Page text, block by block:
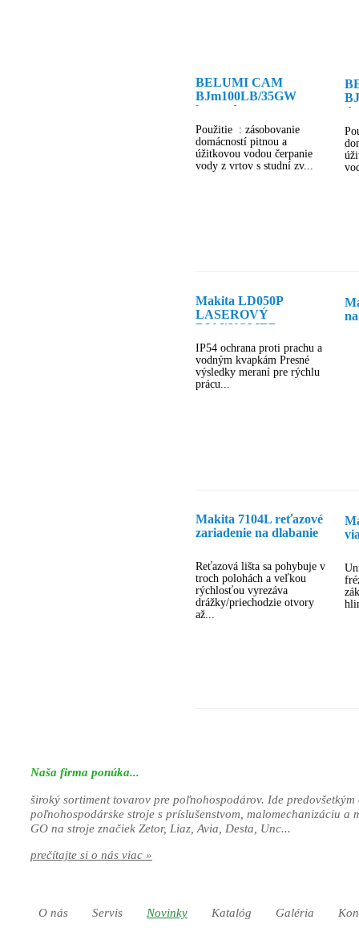
BELUMI CAM
BJm100LB/35GW
lezata domaca
vodarnicka - clone
Použitie : zásobovanie
domácností pitnou a
úžitkovou vodou čerpanie
vody z vrtov s studní zv...
Makita LD050P
LASEROVÝ
DIAĽKOMER
IP54 ochrana proti prachu a
vodným kvapkám Presné
výsledky meraní pre rýchlu
prácu...
Makita 7104L reťazové
zariadenie na dlabanie
Reťazová lišta sa pohybuje v
troch polohách a veľkou
rýchlosťou vyrezáva
drážky/priechodzie otvory
až...
Naša firma ponúka...
široký sortiment tovarov pre poľnohospodárov. Ide
poľnohospodárske stroje s príslušenstvom, malomechanizáciu a
GO na stroje značiek Zetor, Liaz, Avia, Desta, Unc...
prečítajte si o nás viac »
O nás Servis Novinky Katalóg Galéria